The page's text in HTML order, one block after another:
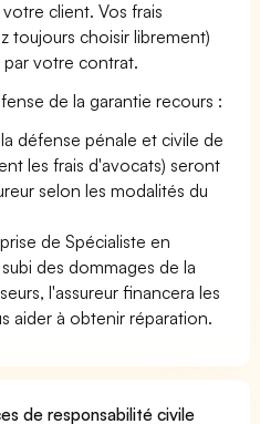
client. Vos frais
toujours choisir librement)
par votre contrat.
de la garantie recours :
défense pénale et civile de
les frais d'avocats) seront
selon les modalités du
de Spécialiste en
des dommages de la
l'assureur financera les
aider à obtenir réparation.
de responsabilité civile